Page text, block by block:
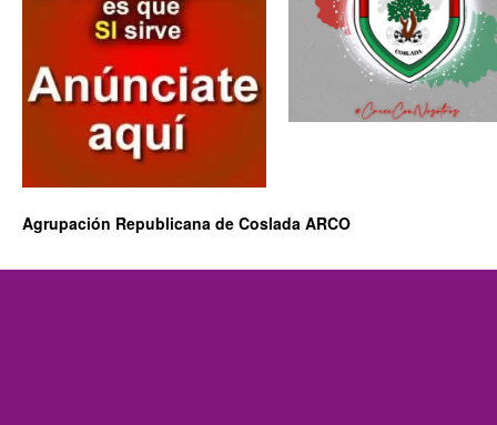
Agrupación Republicana de Coslada ARCO